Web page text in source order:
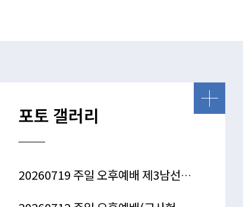
포토 갤러리
20260719 주일 오후예배 제3남선교회 특송